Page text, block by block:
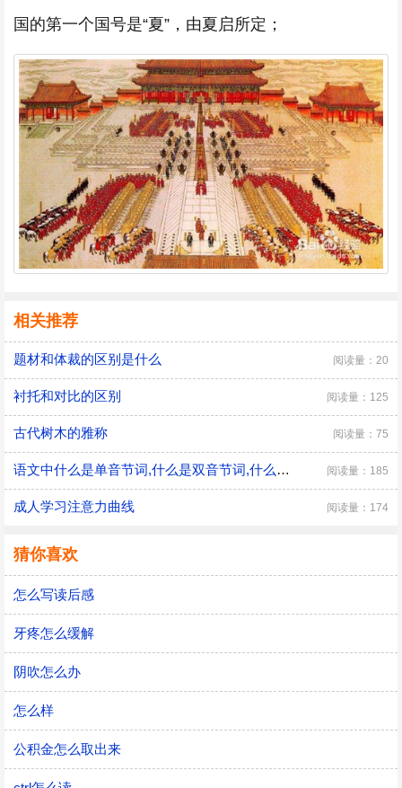
国的第一个国号是“夏”，由夏启所定；
相关推荐
题材和体裁的区别是什么 阅读量：20
衬托和对比的区别 阅读量：125
古代树木的雅称 阅读量：75
语文中什么是单音节词,什么是双音节词,什么是单纯词 阅读量：185
成人学习注意力曲线 阅读量：174
猜你喜欢
怎么写读后感
牙疼怎么缓解
阴吹怎么办
怎么样
公积金怎么取出来